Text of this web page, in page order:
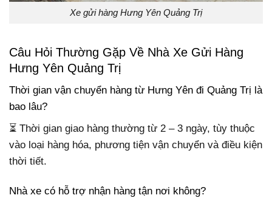
Xe gửi hàng Hưng Yên Quảng Trị
Câu Hỏi Thường Gặp Về Nhà Xe Gửi Hàng
Hưng Yên Quảng Trị
Thời gian vận chuyển hàng từ Hưng Yên đi Quảng Trị là
bao lâu?
⏳ Thời gian giao hàng thường từ 2 – 3 ngày, tùy thuộc
vào loại hàng hóa, phương tiện vận chuyển và điều kiện
thời tiết.
Nhà xe có hỗ trợ nhận hàng tận nơi không?